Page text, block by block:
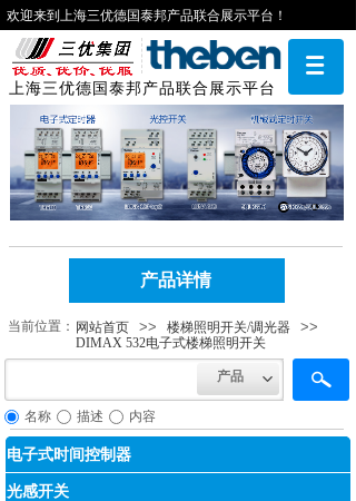
欢迎来到上海三优德国泰邦产品联合展示平台！
上海三优德国泰邦产品联合展示平台
产品详情
当前位​​置： 网站首页 >> 楼梯照明开关/调光器 >>
DIMAX 532电子式楼梯照明开关
产品
名称 描述 内容
电子式时间控制器
光感开关